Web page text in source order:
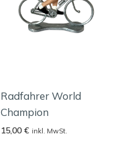
Radfahrer World
Champion
15,00€ inkl. MwSt.